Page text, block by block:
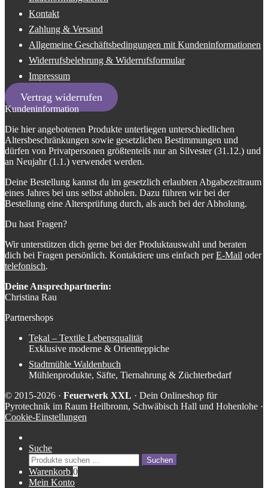
Kontakt
Zahlung & Versand
Allgemeine Geschäftsbedingungen mit Kundeninformationen
Widerrufsbelehrung & Widerrufsformular
Impressum
Vertrag widerrufen
Kundeninformation
Die hier angebotenen Produkte unterliegen unterschiedlichen
Altersbeschränkungen sowie gesetzlichen Bestimmungen und
dürfen von Privatpersonen größtenteils nur an Silvester (31.12.) und
an Neujahr (1.1.) verwendet werden.
Deine Bestellung kannst du im gesetzlich erlaubten Abgabezeitraum
eines Jahres bei uns selbst abholen. Dazu führen wir bei der
Bestellung eine Altersprüfung durch, als auch bei der Abholung.
Du hast Fragen?
Wir unterstützen dich gerne bei der Produktauswahl und beraten
dich bei Fragen persönlich. Kontaktiere uns einfach perE-Mail oder
telefonisch.
Deine Ansprechpartnerin:
Christina Rau
Partnershops
Tekal – Textile Lebensqualität
Exklusive moderne & Orientteppiche
Stadtmühle Waldenbuch
Mühlenprodukte, Säfte, Tiernahrung & Züchterbedarf
© 2015-2026 · Feuerwerk XXL · Dein Onlineshop für
Pyrotechnik im Raum Heilbronn, Schwäbisch Hall und Hohenlohe ·
Cookie-Einstellungen
Suche
Suche
nach:
Suchen
Warenkorb 0
Mein Konto